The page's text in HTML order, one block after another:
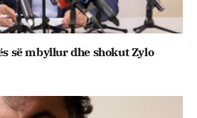
së mbyllur dhe shokut Zylo